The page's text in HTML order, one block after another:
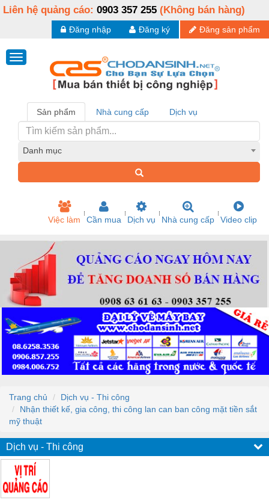
Liên hệ quảng cáo: 0903 357 255 (Không bán hàng)
Đăng sản phẩm
Đăng ký
Đăng nhập
Sản phẩm Nhà cung cấp Dịch vụ
Danh mục
Việc làm Cần mua Dịch vụ Nhà cung cấp Video clip
Trang chủ
Dịch vụ - Thi công
Nhận thiết kế, gia công, thi công lan can ban công mặt tiền sắt
mỹ thuật
Dịch vụ - Thi công